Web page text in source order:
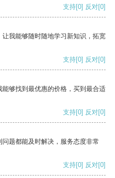
支持[0] 反对[0]
我能够随时随地学习新知识，拓宽
支持[0] 反对[0]
够找到最优惠的价格，买到最合适
支持[0] 反对[0]
题都能及时解决，服务态度非常
支持[0] 反对[0]